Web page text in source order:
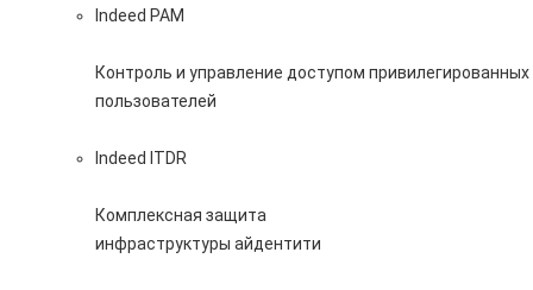
Indeed PAM
Контроль и управление доступом привилегированных
пользователей
Indeed ITDR
Комплексная защита
инфраструктуры айдентити